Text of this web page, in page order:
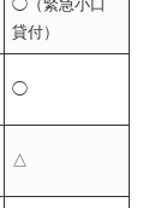
◯（緊急小口
貸付）
◯
△